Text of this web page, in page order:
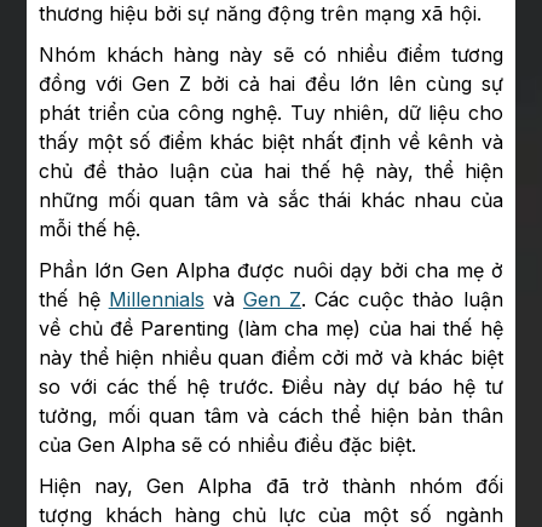
thương hiệu bởi sự năng động trên mạng xã hội.
Nhóm khách hàng này sẽ có nhiều điểm tương
đồng với Gen Z bởi cả hai đều lớn lên cùng sự
phát triển của công nghệ. Tuy nhiên, dữ liệu cho
thấy một số điểm khác biệt nhất định về kênh và
chủ đề thảo luận của hai thế hệ này, thể hiện
những mối quan tâm và sắc thái khác nhau của
mỗi thế hệ.
Phần lớn Gen Alpha được nuôi dạy bởi cha mẹ ở
thế hệ Millennials và Gen Z. Các cuộc thảo luận
về chủ đề Parenting (làm cha mẹ) của hai thế hệ
này thể hiện nhiều quan điểm cởi mở và khác biệt
so với các thế hệ trước. Điều này dự báo hệ tư
tưởng, mối quan tâm và cách thể hiện bản thân
của Gen Alpha sẽ có nhiều điều đặc biệt.
Hiện nay, Gen Alpha đã trở thành nhóm đối
tượng khách hàng chủ lực của một số ngành